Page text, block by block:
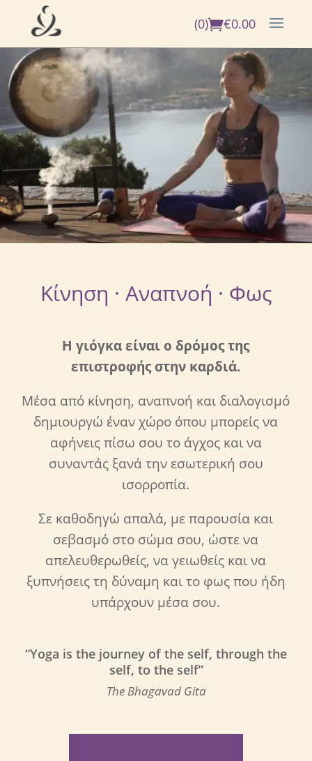
(0) €0.00
Κίνηση · Αναπνοή · Φως
Η γιόγκα είναι ο δρόμος της
επιστροφής στην καρδιά.
Μέσα από κίνηση, αναπνοή και διαλογισμό
δημιουργώ έναν χώρο όπου μπορείς να
αφήνεις πίσω σου το άγχος και να
συναντάς ξανά την εσωτερική σου
ισορροπία.
Σε καθοδηγώ απαλά, με παρουσία και
σεβασμό στο σώμα σου, ώστε να
απελευθερωθείς, να γειωθείς και να
ξυπνήσεις τη δύναμη και το φως που ήδη
υπάρχουν μέσα σου.
“Yoga is the journey of the self, through the
self, to the self”
The Bhagavad Gita